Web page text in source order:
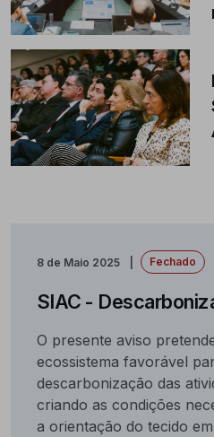
8 de Maio 2025 Fechado
SIAC -
O presente aviso
ecossistema favorável
descarbonização das
criando as condições
a orientação do tecido